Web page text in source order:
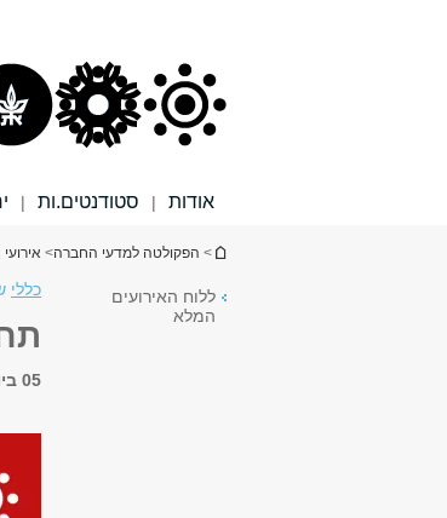
אודות | סטודנטים.ות |
הינך נמצא כאן
> הפקולטה למדעי החברה>
ללוח האירועים
המלא
כללי
05 ביולי 2026, 8:00